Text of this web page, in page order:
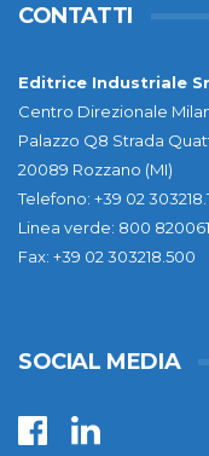
CONTATTI
Editrice Industriale
Centro Direzionale
Palazzo Q8 Strada
20089 Rozzano (MI)
Telefono: +39 02 303218.1
Linea verde: 800 820061
Fax: +39 02 303218.500
SOCIAL MEDIA